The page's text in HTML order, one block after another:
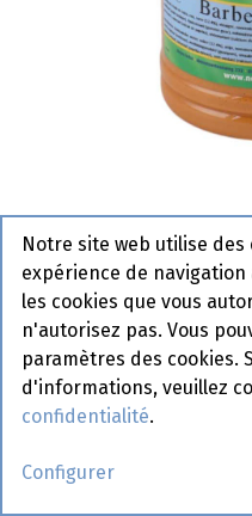
Barbecue
Actif
Demander un
Notre site web utilise
expérience de navigation
les cookies que vous
n'autorisez pas. Vous
paramètres des cookies.
d'informations, veuillez
confidentialité.
Configurer